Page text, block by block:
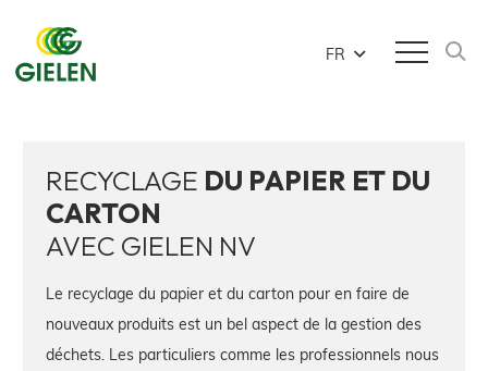
FR
RECYCLAGE DU PAPIER ET DU
CARTON
AVEC GIELEN NV
Le recyclage du papier et du carton pour en faire de
nouveaux produits est un bel aspect de la gestion des
déchets. Les particuliers comme les professionnels nous